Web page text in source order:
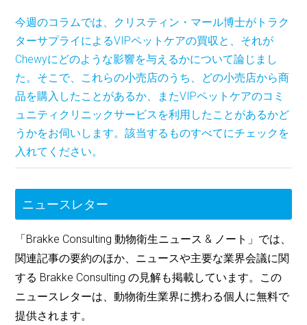
今週のコラムでは、クリスティン・マール博士がトラク
ターサプライによるVIPペットケアの買収と、それが
Chewyにどのような影響を与えるかについて論じまし
た。そこで、これらの小売店のうち、どの小売店から商
品を購入したことがあるか、またVIPペットケアのコミ
ュニティクリニックサービスを利用したことがあるかど
うかをお伺いします。該当するものすべてにチェックを
入れてください。
ニュースレター
「Brakke Consulting 動物衛生ニュース & ノート」では、
関連記事の要約のほか、ニュースや主要な業界会議に関
する Brakke Consulting の見解も掲載しています。この
ニュースレターは、動物衛生業界に携わる個人に無料で
提供されます。